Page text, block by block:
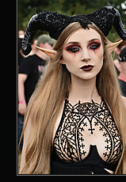
Galeria
Forum
Więcej
Login